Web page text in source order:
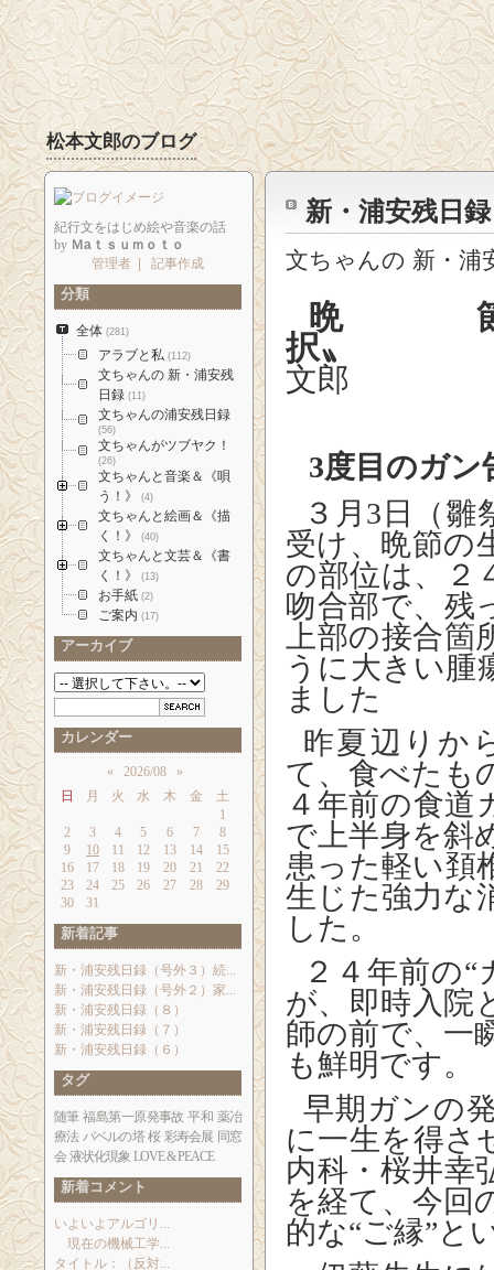
松本文郎のブログ
新・浦安残日
文ちゃんの 新・浦
晩
択〟
文郎
3度目のガン
３月 3 日（雛
受け、晩節の
の部位は、２
吻合部で、残
上部の接合箇
うに大きい腫
ました
昨夏辺りか
て、食べたも
４年前の食道
で上半身を斜
患った軽い頚
生じた強力な
した。
２４年前の
が、即時入院
師の前で、一
も鮮明です。
早期ガンの
に一生を得さ
内科・桜井幸
を経て、今回
的な“ご縁”と
紀行文をはじめ絵や音楽の話
by Ｍaｔｓｕｍｏｔｏ
管理者
記事作成
分類
全体 (281)
アラブと私 (112)
文ちゃんの 新・浦安残
日録 (11)
文ちゃんの浦安残日録
(56)
文ちゃんがツブヤク！
(26)
文ちゃんと音楽＆《唄
う！》
(4)
文ちゃんと絵画＆《描
く！》
(40)
文ちゃんと文芸＆《書
く！》
(13)
お手紙 (2)
ご案内 (17)
アーカイブ
カレンダー
« 2026/08
»
日
月 火 水 木 金
土
1
2
3 4 5 6 7
8
9
10 11 12 13 14
15
16
17 18 19 20 21
22
23
24 25 26 27 28
29
30
31
新着記事
新・浦安残日録（号外３）続...
新・浦安残日録（号外２）家...
新・浦安残日録（８）
新・浦安残日録（７）
新・浦安残日録（６）
タグ
随筆 福島第一原発事故 平和 薬冶
療法 バベルの塔 桜 彩寿会展 同窓
会 液状化現象 LOVE & PEACE
新着コメント
いよいよアルゴリ...
現在の機械工学...
タイトル：（反対...